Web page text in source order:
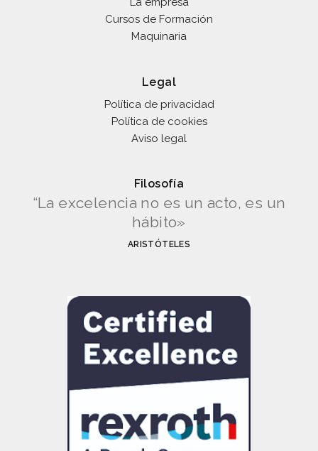
Cursos de Formación
Maquinaria
Legal
Política de privacidad
Política de cookies
Aviso legal
Filosofía
“La excelencia no es un acto, es un
hábito»
ARISTÓTELES